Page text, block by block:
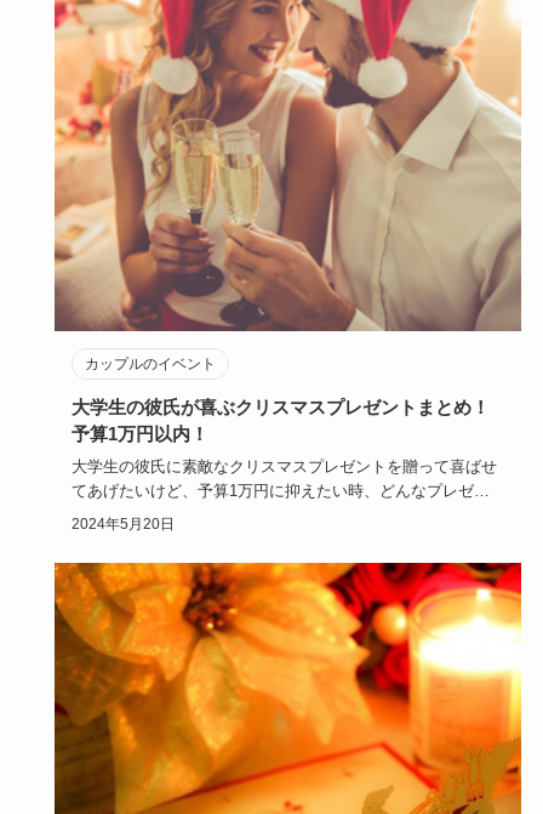
カップルのイベント
大学生の彼氏が喜ぶクリスマスプレゼントまとめ！
予算1万円以内！
大学生の彼氏に素敵なクリスマスプレゼントを贈って喜ばせ
てあげたいけど、予算1万円に抑えたい時、どんなプレゼン
トをセレクトす…
2024年5月20日